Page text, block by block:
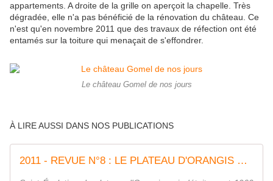
appartements. A droite de la grille on aperçoit la chapelle. Très
dégradée, elle n'a pas bénéficié de la rénovation du château. Ce
n'est qu'en novembre 2011 que des travaux de réfection ont été
entamés sur la toiture qui menaçait de s'effondrer.
Le château Gomel de nos jours
À LIRE AUSSI DANS NOS PUBLICATIONS
2011 - REVUE N°8 : LE PLATEAU D'ORANGIS ET LE MOULIN A VENT - GRHL - Groupe Rissois d'Histoire Locale - Association